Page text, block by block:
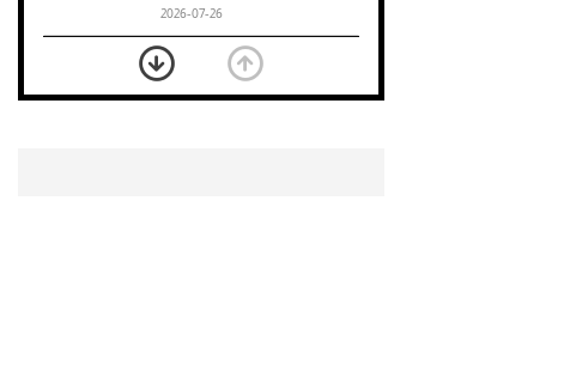
2026-07-26
بعد 7 أشهر من تعرضه لحادث
مروع.. جوشوا يفوز على برينغا